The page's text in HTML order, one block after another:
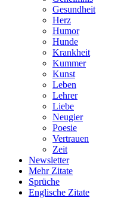
Gesundheit
Herz
Humor
Hunde
Krankheit
Kummer
Kunst
Leben
Lehrer
Liebe
Neugier
Poesie
Vertrauen
Zeit
Newsletter
Mehr Zitate
Sprüche
Englische Zitate